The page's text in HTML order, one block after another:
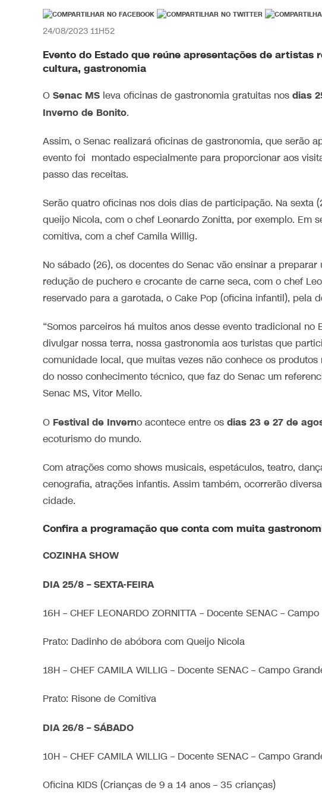
24/08/2023 11H52
Evento do Estado que reúne apresentações de artistas
cultura, gastronomia
O Senac MS leva oficinas de gastronomia gratuitas nos dias
Inverno de Bonito.
Assim, o Senac realizará oficinas de gastronomia, que serão
evento foi montado especialmente para proporcionar aos
passo das receitas.
Serão quatro oficinas nos dois dias de participação. Na sexta
queijo Nicola, com o chef Leonardo Zonitta, por exemplo. Em
comitiva, com a chef Camila Willig.
No sábado (26), os docentes do Senac vão ensinar a
redução de puchero e crocante de carne seca, com o chef
reservado para a garotada, o Cake Pop (oficina infantil), pela
“Somos parceiros há muitos anos desse evento tradicional
divulgar nossa terra, nossa gastronomia aos turistas que
comunidade local, que muitas vezes não conhece os
do nosso conhecimento técnico, que faz do Senac um
Senac MS, Vitor Mello.
O Festival de Inverno acontece entre os dias 23 e 27 de
ecoturismo do mundo.
Com atrações como shows musicais, espetáculos, teatro,
cenografia, atrações infantis. Assim também, ocorrerão
cidade.
Confira a programação que conta com muita
COZINHA SHOW
DIA 25/8 – SEXTA-FEIRA
16H – CHEF LEONARDO ZORNITTA – Docente SENAC –
Prato: Dadinho de abóbora com Queijo Nicola
18H – CHEF CAMILA WILLIG – Docente SENAC – Campo
Prato: Risone de Comitiva
DIA 26/8 – SÁBADO
10H – CHEF CAMILA WILLIG – Docente SENAC – Campo
Oficina KIDS (Crianças de 9 a 14 anos – 35 crianças)